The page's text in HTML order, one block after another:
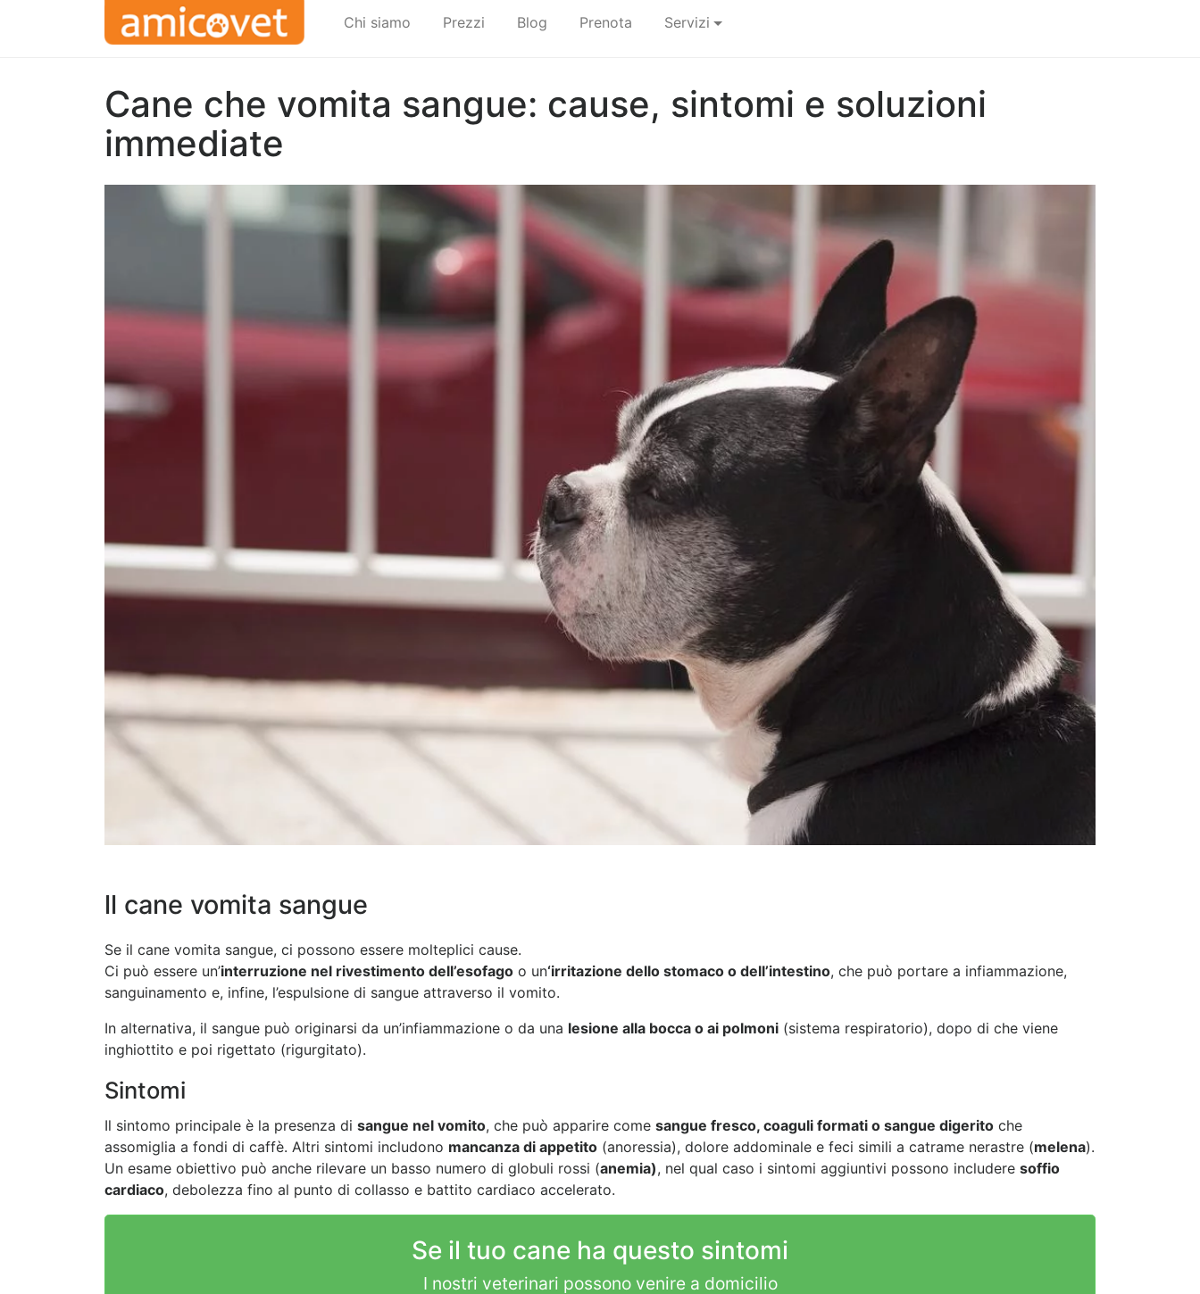
Chi siamo Prezzi Blog Prenota Servizi
Cane che vomita sangue: cause, sintomi e soluzioni
immediate
ll cane vomita sangue
Se il cane vomita sangue, ci possono essere molteplici cause.
Ci può essere un’interruzione nel rivestimento dell’esofago o un‘irritazione dello stomaco o dell’intestino, che può portare a infiammazione,
sanguinamento e, infine, l’espulsione di sangue attraverso il vomito.
In alternativa, il sangue può originarsi da un’infiammazione o da una lesione alla bocca o ai polmoni (sistema respiratorio), dopo di che viene
inghiottito e poi rigettato (rigurgitato).
Sintomi
Il sintomo principale è la presenza di sangue nel vomito, che può apparire come sangue fresco, coaguli formati o sangue digerito che
assomiglia a fondi di caffè. Altri sintomi includono mancanza di appetito (anoressia), dolore addominale e feci simili a catrame nerastre (melena).
Un esame obiettivo può anche rilevare un basso numero di globuli rossi (anemia), nel qual caso i sintomi aggiuntivi possono includere soffio
cardiaco, debolezza fino al punto di collasso e battito cardiaco accelerato.
Se il tuo cane ha questo sintomi
I nostri veterinari possono venire a domicilio